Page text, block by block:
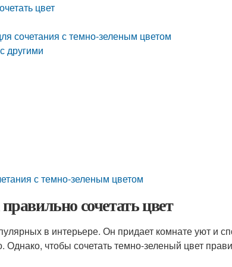
цвет
сочетания с темно-зеленым цветом
другими
с темно-зеленым цветом
сочетать цвет
в интерьере. Он придает комнате уют и
Однако, чтобы сочетать темно-зеленый цвет